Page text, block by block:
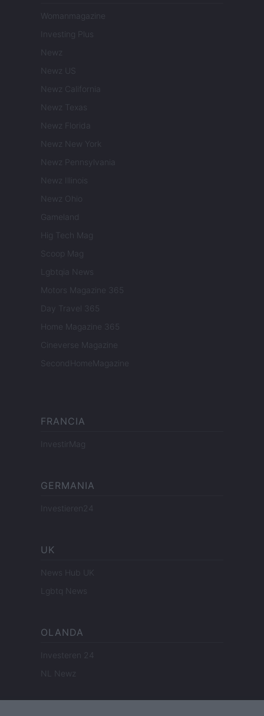
Womanmagazine
Investing Plus
Newz
Newz US
Newz California
Newz Texas
Newz Florida
Newz New York
Newz Pennsylvania
Newz Illinois
Newz Ohio
Gameland
Hig Tech Mag
Scoop Mag
Lgbtqia News
Motors Magazine 365
Day Travel 365
Home Magazine 365
Cineverse Magazine
SecondHomeMagazine
FRANCIA
InvestirMag
GERMANIA
Investieren24
UK
News Hub UK
Lgbtq News
OLANDA
Investeren 24
NL Newz